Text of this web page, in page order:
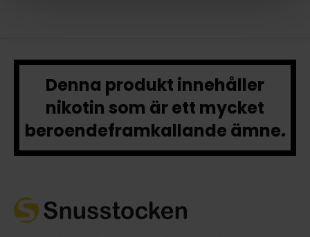
Denna produkt innehåller
nikotin som är ett mycket
beroendeframkallande ämne.